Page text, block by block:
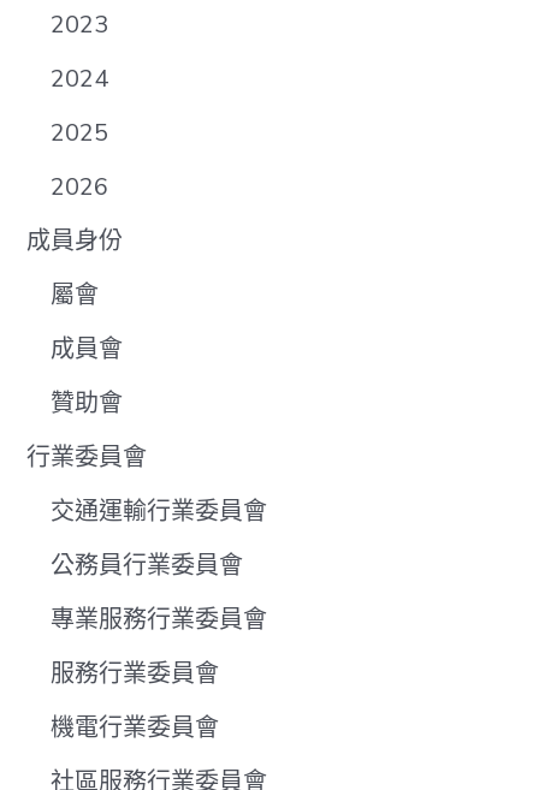
2023
2024
2025
2026
成員身份
屬會
成員會
贊助會
行業委員會
交通運輸行業委員會
公務員行業委員會
專業服務行業委員會
服務行業委員會
機電行業委員會
社區服務行業委員會